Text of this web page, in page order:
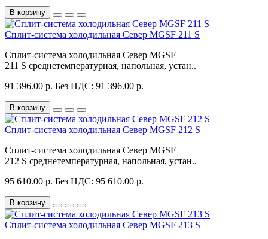
В корзину
Сплит-система холодильная Север MGSF 211 S
Сплит-система холодильная Север MGSF
211 S среднетемпературная, напольная, устан..
91 396.00 р. Без НДС: 91 396.00 р.
В корзину
Сплит-система холодильная Север MGSF 212 S
Сплит-система холодильная Север MGSF
212 S среднетемпературная, напольная, устан..
95 610.00 р. Без НДС: 95 610.00 р.
В корзину
Сплит-система холодильная Север MGSF 213 S